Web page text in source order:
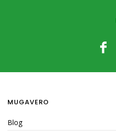
MUGAVERO
Blog